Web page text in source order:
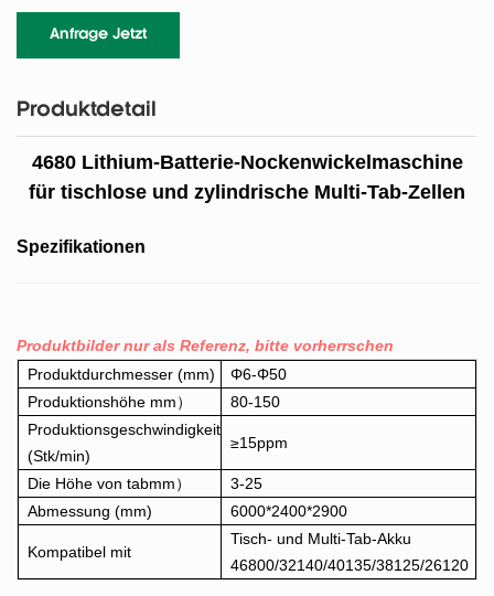
Anfrage Jetzt
Produktdetail
4680 Lithium-Batterie-Nockenwickelmaschine
für tischlose und zylindrische Multi-Tab-Zellen
Spezifikationen
Produktbilder nur als Referenz, bitte vorherrschen
Produktdurchmesser (mm)
Φ6-Φ50
Produktionshöhe mm）
80-150
Produktionsgeschwindigkeit
(Stk/min)
≥15ppm
Die Höhe von tabmm）
3-25
Abmessung (mm)
6000*2400*2900
Kompatibel mit
Tisch- und Multi-Tab-Akku
46800/32140/40135/38125/26120